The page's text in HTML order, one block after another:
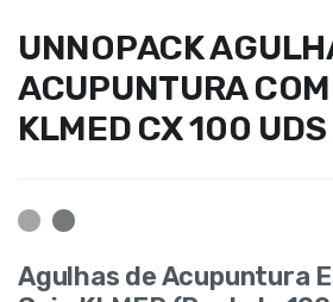
UNNOPACK
ACUPUNTURA
KLMED CX 100
Agulhas de Acupuntura